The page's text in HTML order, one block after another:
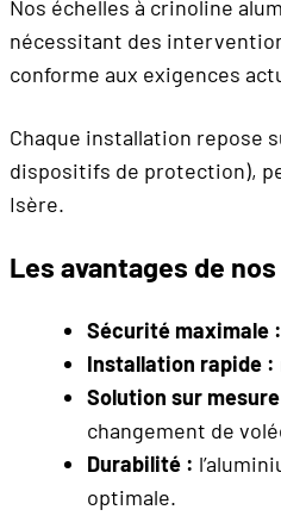
Nos échelles à crinoline
nécessitant des
conforme aux exigences
Chaque installation repose
dispositifs de protection),
Isère.
Les avantages de
Sécurité maximale :
Installation rapide :
Solution sur
changement de
Durabilité :
optimale.